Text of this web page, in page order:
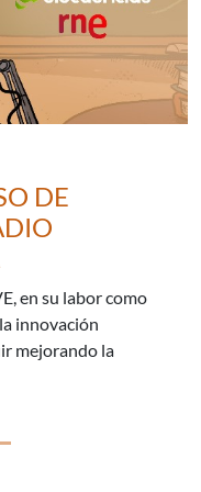
DE
en su labor como
innovación
mejorando la